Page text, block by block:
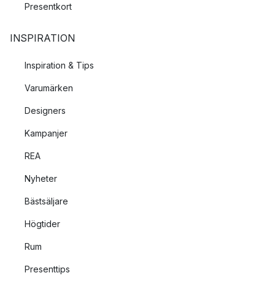
Presentkort
INSPIRATION
Inspiration & Tips
Varumärken
Designers
Kampanjer
REA
Nyheter
Bästsäljare
Högtider
Rum
Presenttips